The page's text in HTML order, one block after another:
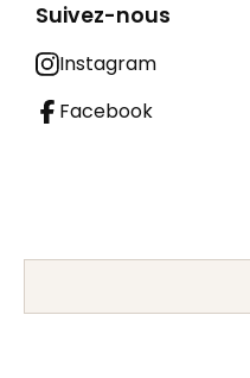
Suivez-nous
Instagram
Facebook